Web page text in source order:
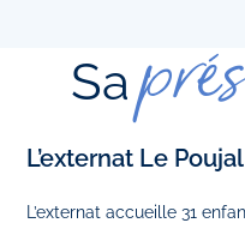
Sa
L’externat Le
L’externat accueille 31